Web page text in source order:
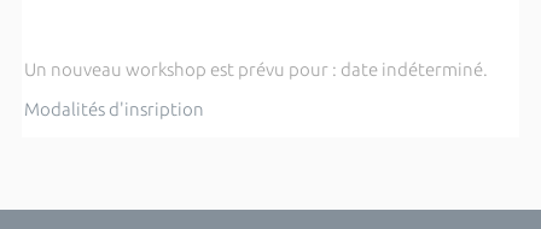
Un nouveau workshop est prévu pour : date indéterminé.
Modalités d'insription